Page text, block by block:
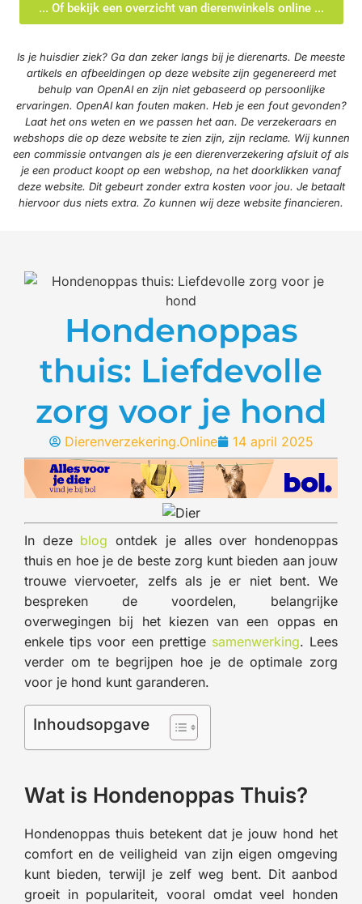
... Of bekijk een overzicht van dierenwinkels online ...
Is je huisdier ziek? Ga dan zeker langs bij je dierenarts. De meeste
artikels en afbeeldingen op deze website zijn gegenereerd met
behulp van OpenAI en zijn niet gebaseerd op persoonlijke
ervaringen. OpenAI kan fouten maken. Heb je een fout gevonden?
Laat het ons weten en we passen het aan. De verzekeraars en
webshops die op deze website te zien zijn, zijn reclame. Wij kunnen
een commissie ontvangen als je een dierenverzekering afsluit of als
je een product koopt op een webshop, na het doorklikken vanaf
deze website. Dit gebeurt zonder extra kosten voor jou. Je betaalt
hiervoor dus niets extra. Zo kunnen wij deze website financieren.
Hondenoppas
thuis: Liefdevolle
zorg voor je hond
Dierenverzekering.Online 14 april 2025
In deze blog ontdek je alles over hondenoppas
thuis en hoe je de beste zorg kunt bieden aan jouw
trouwe viervoeter, zelfs als je er niet bent. We
bespreken de voordelen, belangrijke
overwegingen bij het kiezen van een oppas en
enkele tips voor een prettige samenwerking. Lees
verder om te begrijpen hoe je de optimale zorg
voor je hond kunt garanderen.
Inhoudsopgave
Wat is Hondenoppas Thuis?
Hondenoppas thuis betekent dat je jouw hond het
comfort en de veiligheid van zijn eigen omgeving
kunt bieden, terwijl je zelf weg bent. Dit aanbod
groeit in populariteit, vooral omdat veel honden